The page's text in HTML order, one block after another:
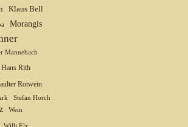
Klaus Bell
Morangis
Mannebach
Rith
Rotwein
Stefan Horch
Wein